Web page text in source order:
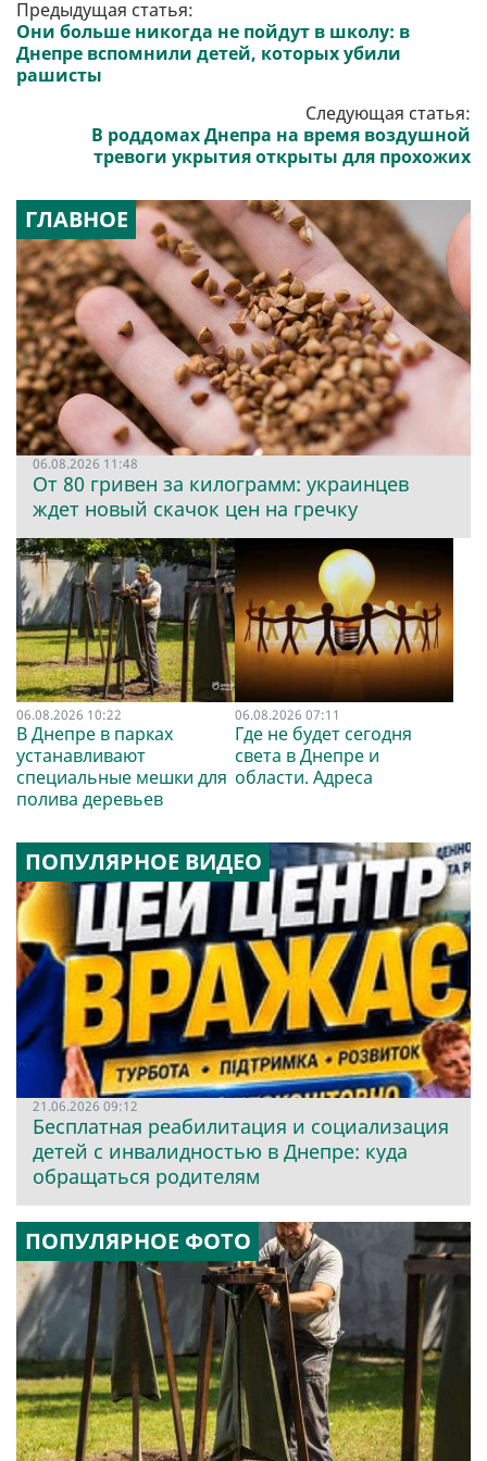
Предыдущая статья:
Они больше никогда не пойдут в школу: в
Днепре вспомнили детей, которых убили
рашисты
Следующая статья:
В роддомах Днепра на время воздушной
тревоги укрытия открыты для прохожих
ГЛАВНОЕ
06.08.2026 11:48
От 80 гривен за килограмм: украинцев
ждет новый скачок цен на гречку
06.08.2026 10:22
В Днепре в парках
устанавливают
специальные мешки для
полива деревьев
06.08.2026 07:11
Где не будет сегодня
света в Днепре и
области. Адреса
ПОПУЛЯРНОЕ ВИДЕО
21.06.2026 09:12
Бесплатная реабилитация и социализация
детей с инвалидностью в Днепре: куда
обращаться родителям
ПОПУЛЯРНОЕ ФОТО